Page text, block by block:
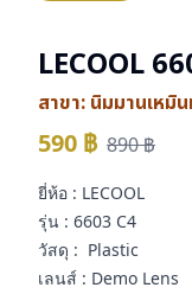
LECOOL
สาขา: นิมมานเหมิ
590 ฿ 890฿
ยี่ห้อ : LECOOL
รุ่น : 6603 C4
วัสดุ : Plastic
เลนส์ : Demo Lens